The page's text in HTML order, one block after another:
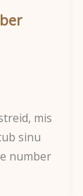
mis
sinu
number